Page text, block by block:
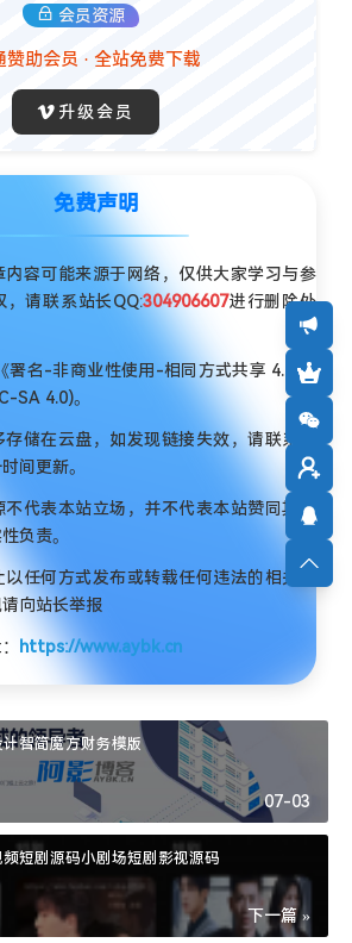
会员资源
赞助会员 · 全站免费下载
升级会员
免费声明
内容可能来源于网络，仅供大家学习与参
，请联系站长QQ:304906607进行删除处
署名-非商业性使用-相同方式共享 4.0 国
SA 4.0)。
储在云盘，如发现链接失效，请联系我
间更新。
不代表本站立场，并不代表本站赞同其观
负责。
任何方式发布或转载任何违法的相关信
向站长举报
https://www.aybk.cn
智简魔方财务模版
07-03
短剧源码小剧场短剧影视源码
下一篇 »